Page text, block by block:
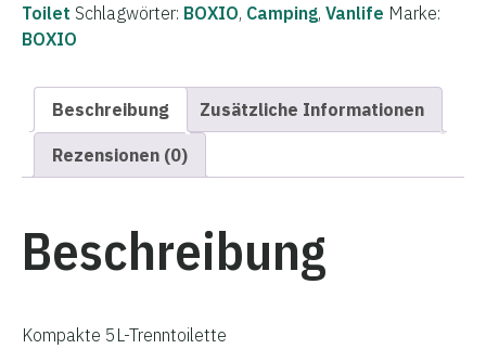
Toilet Schlagwörter: BOXIO, Camping, Vanlife Marke:
BOXIO
Beschreibung Zusätzliche Informationen
Rezensionen (0)
Beschreibung
Kompakte 5L-Trenntoilette